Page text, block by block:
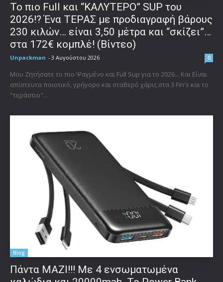
To πιο Full και “ΚΑΛΥΤΕΡΟ” SUP του
2026!? Ένα ΤΕΡΑΣ με προδιαγραφή βάρους
230 κιλών… είναι 3,50 μέτρα και “σκίζει”…
στα 172€ κομπλέ! (Βίντεο)
Unpackman - 3 Αυγούστου 2026 0
Μου Ζητήσατε το πιο Ψαγμένο και Full Sup για το 2026... Και Είναι
απίστευτα ποιοτικό, γρήγορο και σταθερό χάρις στα 3 Fin's και το
"τεράστιο"...
Blog
Πάντα ΜΑΖΙ!!! Με 4 ενσωματωμένα